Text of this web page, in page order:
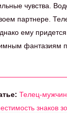
чувства.
партнере.
ему
фантазиям
Телец-
знаков